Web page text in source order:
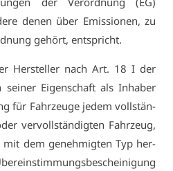
de­nen über Emis­sio­nen, zu
ge­hört, ent­spricht.
Her­stel­ler nach Art. 18 I der
Ei­gen­schaft als In­ha­ber
für Fahr­zeu­ge je­dem voll­stän­
ver­voll­stän­dig­ten Fahr­zeug,
mit dem ge­neh­mig­ten Typ her­